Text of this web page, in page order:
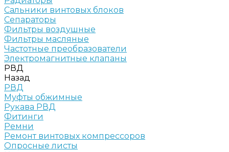
Сальники винтовых блоков
Сепараторы
Фильтры воздушные
Фильтры масляные
Частотные преобразователи
Электромагнитные клапаны
РВД
Назад
РВД
Муфты обжимные
Рукава РВД
Фитинги
Ремни
Ремонт винтовых компрессоров
Опросные листы